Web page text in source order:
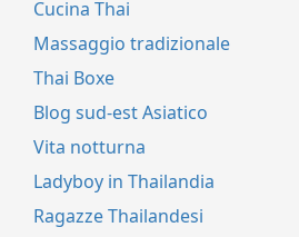
Cucina Thai
Massaggio tradizionale
Thai Boxe
Blog sud-est Asiatico
Vita notturna
Ladyboy in Thailandia
Ragazze Thailandesi